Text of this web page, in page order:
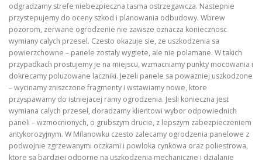
odgradzamy strefe niebezpieczna tasma ostrzegawcza. Nastepnie
przystepujemy do oceny szkod i planowania odbudowy. Wbrew
pozorom, zerwane ogrodzenie nie zawsze oznacza koniecznosc
wymiany calych przesel. Czesto okazuje sie, ze uszkodzenia sa
powierzchowne – panele zostaly wygiete, ale nie polamane. W takich
przypadkach prostujemy je na miejscu, wzmacniamy punkty mocowania i
dokrecamy poluzowane laczniki. Jezeli panele sa powazniej uszkodzone
– wycinamy zniszczone fragmenty i wstawiamy nowe, ktore
przyspawamy do istniejacej ramy ogrodzenia. Jesli konieczna jest
wymiana calych przesel, doradzamy klientowi wybor odpowiednich
paneli – wzmocnionych, o grubszym drucie, z lepszym zabezpieczeniem
antykorozyjnym. W Milanowku czesto zalecamy ogrodzenia panelowe z
podwojnie zgrzewanymi oczkami i powloka cynkowa oraz poliestrowa,
ktore sa bardziej odporne na uszkodzenia mechaniczne i dzialanie